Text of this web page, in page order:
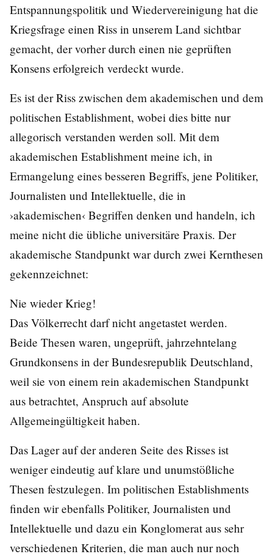
Entspannungspolitik und Wiedervereinigung hat die
Kriegsfrage einen Riss in unserem Land sichtbar
gemacht, der vorher durch einen nie geprüften
Konsens erfolgreich verdeckt wurde.
Es ist der Riss zwischen dem akademischen und dem
politischen Establishment, wobei dies bitte nur
allegorisch verstanden werden soll. Mit dem
akademischen Establishment meine ich, in
Ermangelung eines besseren Begriffs, jene Politiker,
Journalisten und Intellektuelle, die in
›akademischen‹ Begriffen denken und handeln, ich
meine nicht die übliche universitäre Praxis. Der
akademische Standpunkt war durch zwei Kernthesen
gekennzeichnet:
Nie wieder Krieg!
Das Völkerrecht darf nicht angetastet werden.
Beide Thesen waren, ungeprüft, jahrzehntelang
Grundkonsens in der Bundesrepublik Deutschland,
weil sie von einem rein akademischen Standpunkt
aus betrachtet, Anspruch auf absolute
Allgemeingültigkeit haben.
Das Lager auf der anderen Seite des Risses ist
weniger eindeutig auf klare und unumstößliche
Thesen festzulegen. Im politischen Establishments
finden wir ebenfalls Politiker, Journalisten und
Intellektuelle und dazu ein Konglomerat aus sehr
verschiedenen Kriterien, die man auch nur noch